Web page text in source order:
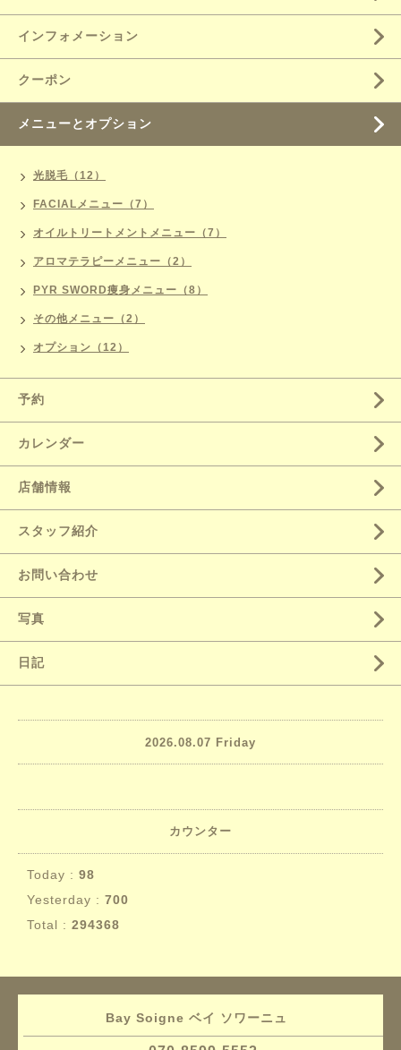
インフォメーション
クーポン
メニューとオプション
光脱毛（12）
FACIALメニュー（7）
オイルトリートメントメニュー（7）
アロマテラピーメニュー（2）
PYR SWORD痩身メニュー（8）
その他メニュー（2）
オプション（12）
予約
カレンダー
店舗情報
スタッフ紹介
お問い合わせ
写真
日記
2026.08.07 Friday
カウンター
Today : 98
Yesterday : 700
Total : 294368
Bay Soigne ベイ ソワーニュ